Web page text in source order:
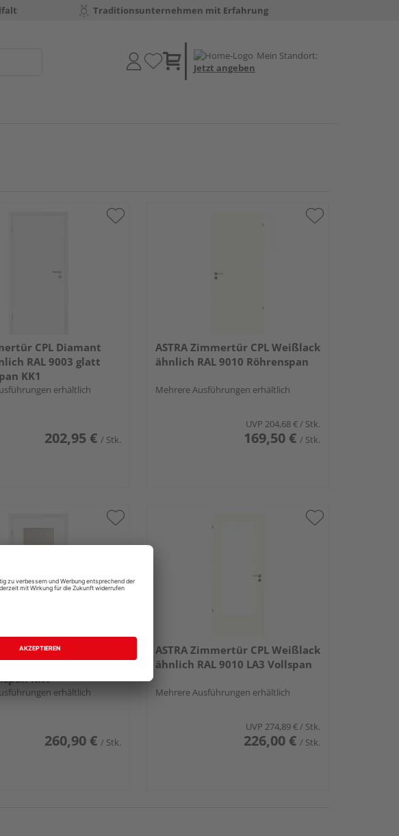
Traditionsunternehmen mit Erfahrung
Mein Standort:
Jetzt angeben
CPL Diamant
RAL 9003 glatt
KK1
erhältlich
202,95 € / Stk.
ASTRA Zimmertür CPL Weißlack
ähnlich RAL 9010 Röhrenspan
Mehrere Ausführungen erhältlich
UVP 204,68 €/ Stk.
169,50 € / Stk.
CPL Diamant
RAL 9003 glatt LA
KK1
erhältlich
260,90 € / Stk.
ASTRA Zimmertür CPL Weißlack
ähnlich RAL 9010 LA3 Vollspan
Mehrere Ausführungen erhältlich
UVP 274,89 €/ Stk.
226,00 € / Stk.